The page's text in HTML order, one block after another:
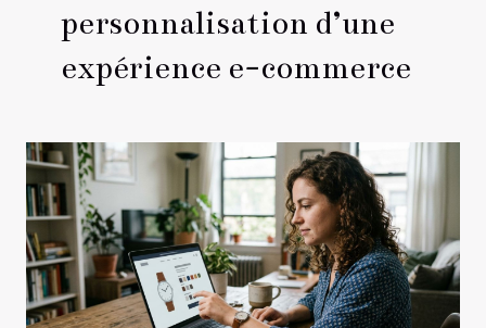
personnalisation d’une
expérience e-commerce